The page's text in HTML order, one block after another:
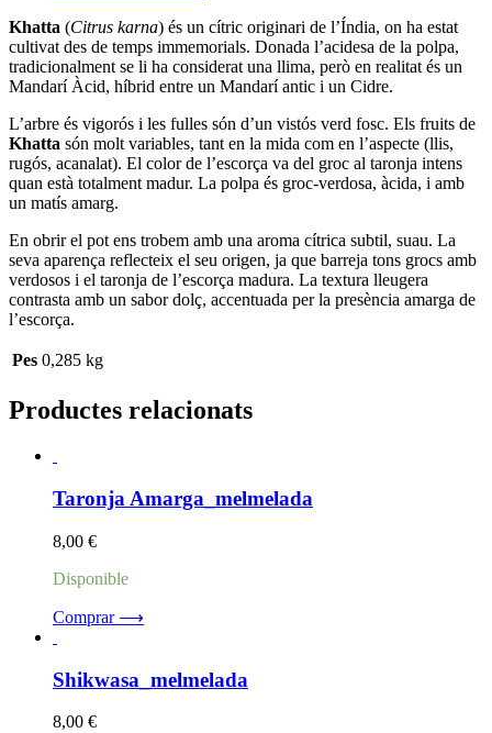
Khatta (Citrus karna) és un cítric originari de l’Índia, on ha estat
cultivat des de temps immemorials. Donada l’acidesa de la polpa,
tradicionalment se li ha considerat una llima, però en realitat és un
Mandarí Àcid, híbrid entre un Mandarí antic i un Cidre.
L’arbre és vigorós i les fulles són d’un vistós verd fosc. Els fruits de
Khatta són molt variables, tant en la mida com en l’aspecte (llis,
rugós, acanalat). El color de l’escorça va del groc al taronja intens
quan està totalment madur. La polpa és groc-verdosa, àcida, i amb
un matís amarg.
En obrir el pot ens trobem amb una aroma cítrica subtil, suau. La
seva aparença reflecteix el seu origen, ja que barreja tons grocs amb
verdosos i el taronja de l’escorça madura. La textura lleugera
contrasta amb un sabor dolç, accentuada per la presència amarga de
l’escorça.
Pes 0,285 kg
Productes relacionats
Taronja Amarga_melmelada
8,00 €
Disponible
Comprar ⟶
Shikwasa_melmelada
8,00 €